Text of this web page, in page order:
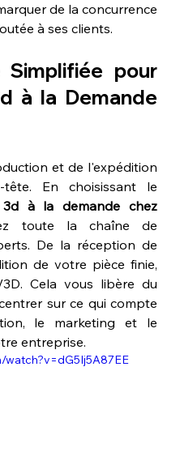
de la concurrence
à ses clients.
Simplifiée pour
à la Demande
et de l'expédition
En choisissant le
3d à la demande chez
toute la chaîne de
De la réception de
de votre pièce finie,
Cela vous libère du
sur ce qui compte
le marketing et le
entreprise.